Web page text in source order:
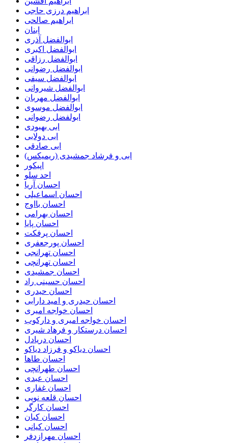
ابراهیم درزی حاجی
ابراهیم صالحی
ابنان
ابوالفضل آذری
ابوالفضل اکبری
ابوالفضل رزاقی
ابوالفضل رضوانی
ابوالفضل سیفی
ابوالفضل شیروانی
ابوالفضل مهربان
ابوالفضل موسوی
ابولفضل رضوانی
ابی بهبودی
ابی دولابی
ابی صادقی
ابی و فرشاد جمشیدی (ریمیکس)
اپیکور
احد سلو
احسان آریا
احسان اسماعیلی
احسان بااوج
احسان بهرامی
احسان پایا
احسان پرفکت
احسان پورجعفری
احسان تهرانجی
احسان تهرانچی
احسان جمشیدی
احسان حسینی راد
احسان حیدری
احسان حیدری و امید دارابی
احسان خواجه امیری
احسان خواجه امیری و دارکوب
احسان درستكار و فرهاد شيرى
احسان دریادل
احسان دیاکو و فرزاد دیاکو
احسان طاها
احسان طهرانچی
احسان عبدی
احسان غفاری
احسان قلعه نویی
احسان کارگر
احسان کیان
احسان کیانی
احسان مهرازدفر